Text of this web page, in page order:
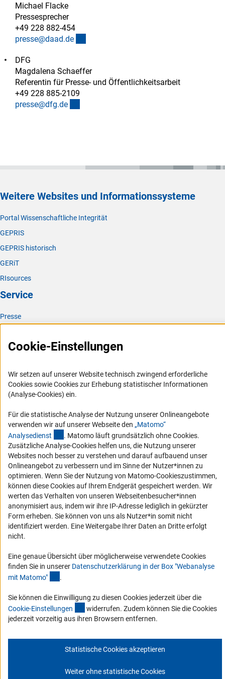
Michael Flacke
Pressesprecher
+49 228 882-454
presse@daad.de
DFG
Magdalena Schaeffer
Referentin für Presse- und Öffentlichkeitsarbeit
+49 228 885-2109
presse@dfg.de
Weitere Websites und Informationssysteme
Portal Wissenschaftliche Integrität
GEPRIS
GEPRIS historisch
GERiT
RIsources
Service
Presse
Karriere
RSS-Feeds
Compliance
Barrierefreiheit
Service und Informationen für Menschen mit Behinderungen
Erklärung zur Barrierefreiheit
Barriere melden
DFG-aktuell
Erhalten Sie Neuigkeiten aus der DFG direkt in Ihr Mailpostfach oder
schauen Sie sich die Ausgaben online an.
Zum Newsletter
Impressum Datenschutz Cookie-Einstellungen
Kontakt
Service
Cookie-Einstellungen
Wir setzen auf unserer Website technisch zwingend erforderliche
Cookies sowie Cookies zur Erhebung statistischer Informationen
(Analyse-Cookies) ein.
Für die statistische Analyse der Nutzung unserer Onlineangebote
verwenden wir auf unserer Webseite den „Matomo“
Analysedienst (externer Link)
. Matomo läuft grundsätzlich ohne Cookies.
Zusätzliche Analyse-Cookies helfen uns, die Nutzung unserer
Websites noch besser zu verstehen und darauf aufbauend unser
Onlineangebot zu verbessern und im Sinne der Nutzer*innen zu
optimieren. Wenn Sie der Nutzung von Matomo-Cookieszustimmen,
können diese Cookies auf Ihrem Endgerät gespeichert werden. Wir
werten das Verhalten von unseren Webseitenbesucher*innen
anonymisiert aus, indem wir ihre IP-Adresse lediglich in gekürzter
Form erheben. Sie können von uns als Nutzer*in somit nicht
identifiziert werden. Eine Weitergabe Ihrer Daten an Dritte erfolgt
nicht.
Eine genaue Übersicht über möglicherweise verwendete Cookies
finden Sie in unserer Datenschutzerklärung in der Box "Webanalyse
mit Matomo" .
Sie können die Einwilligung zu diesen Cookies jederzeit über die
Cookie-Einstellungen (interner Link)
widerrufen. Zudem können Sie die Cookies
jederzeit vorzeitig aus ihren Browsern entfernen.
Statistische Cookies akzeptieren
Weiter ohne statistische Cookies